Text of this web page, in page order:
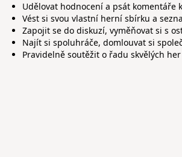
Udělovat hodnocení a psát komentáře
Vést si svou vlastní herní sbírku a
Zapojit se do diskuzí, vyměňovat si s
Najít si spoluhráče, domlouvat si
Pravidelně soutěžit o řadu skvělých her